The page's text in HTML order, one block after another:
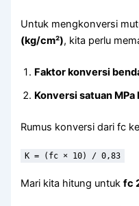
Untuk mengkonversi
(kg/cm²), kita perlu
Faktor konversi
Konversi satuan MPa
Rumus konversi dari fc
Mari kita hitung untukfc